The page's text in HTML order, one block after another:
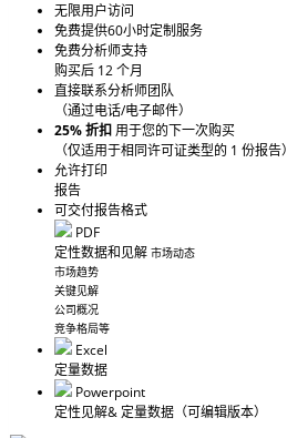
无限用户访问
免费提供60小时定制服务
免费分析师支持
购买后 12 个月
直接联系分析师团队
（通过电话/电子邮件）
25% 折扣用于您的下一次购买
（仅适用于相同许可证类型的 1 份报告）
允许打印
报告
可交付报告格式
PDF
定性数据和见解 市场动态
市场趋势
关键见解
公司概况
竞争格局等
Excel
定量数据
Powerpoint
定性见解& 定量数据 （可编辑版本）